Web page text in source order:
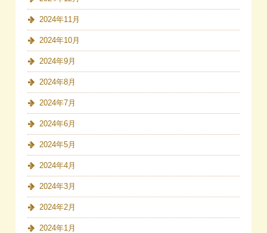
2024年11月
2024年10月
2024年9月
2024年8月
2024年7月
2024年6月
2024年5月
2024年4月
2024年3月
2024年2月
2024年1月